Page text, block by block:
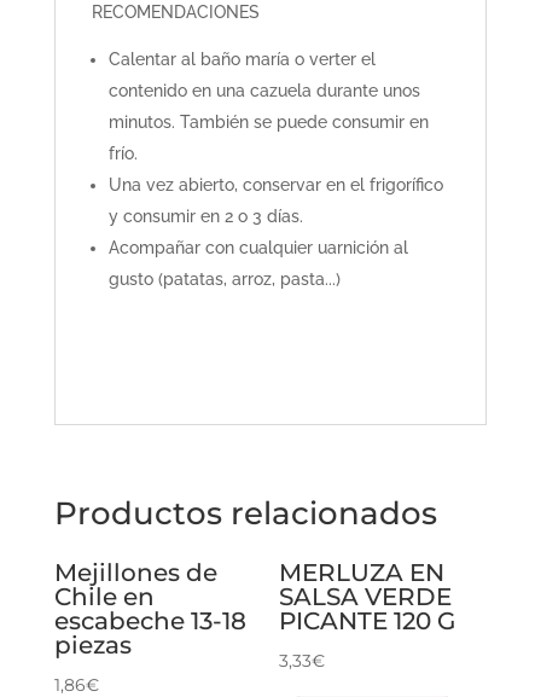
RECOMENDACIONES
Calentar al baño maría o verter el
contenido en una cazuela durante unos
minutos. También se puede consumir en
frío.
Una vez abierto, conservar en el frigorífico
y consumir en 2 o 3 días.
Acompañar con cualquier uarnición al
gusto (patatas, arroz, pasta...)
Productos relacionados
Mejillones de
Chile en
escabeche 13-18
piezas
1,86€
MERLUZA EN
SALSA VERDE
PICANTE 120 G
3,33€